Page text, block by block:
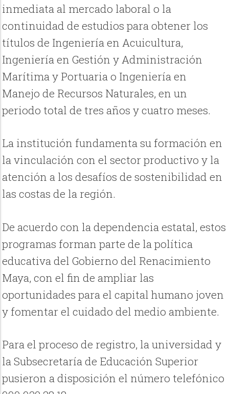
inmediata al mercado laboral o la
continuidad de estudios para obtener los
títulos de Ingeniería en Acuicultura,
Ingeniería en Gestión y Administración
Marítima y Portuaria o Ingeniería en
Manejo de Recursos Naturales, en un
periodo total de tres años y cuatro meses.
La institución fundamenta su formación en
la vinculación con el sector productivo y la
atención a los desafíos de sostenibilidad en
las costas de la región.
De acuerdo con la dependencia estatal, estos
programas forman parte de la política
educativa del Gobierno del Renacimiento
Maya, con el fin de ampliar las
oportunidades para el capital humano joven
y fomentar el cuidado del medio ambiente.
Para el proceso de registro, la universidad y
la Subsecretaría de Educación Superior
pusieron a disposición el número telefónico